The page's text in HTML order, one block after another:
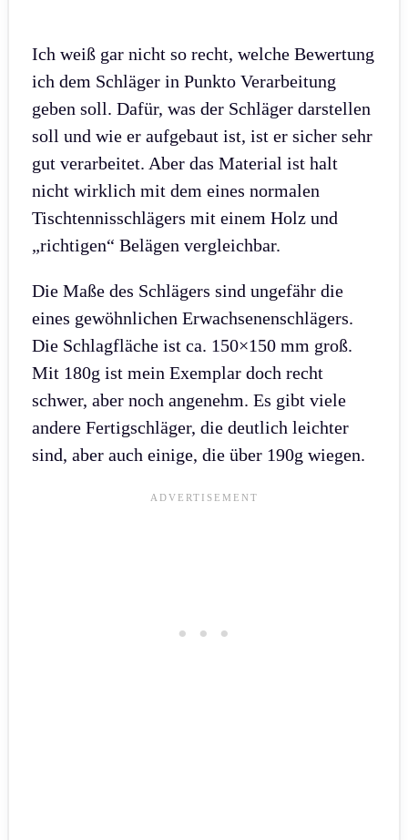
Ich weiß gar nicht so recht, welche Bewertung
ich dem Schläger in Punkto Verarbeitung
geben soll. Dafür, was der Schläger darstellen
soll und wie er aufgebaut ist, ist er sicher sehr
gut verarbeitet. Aber das Material ist halt
nicht wirklich mit dem eines normalen
Tischtennisschlägers mit einem Holz und
„richtigen“ Belägen vergleichbar.
Die Maße des Schlägers sind ungefähr die
eines gewöhnlichen Erwachsenenschlägers.
Die Schlagfläche ist ca. 150×150 mm groß.
Mit 180g ist mein Exemplar doch recht
schwer, aber noch angenehm. Es gibt viele
andere Fertigschläger, die deutlich leichter
sind, aber auch einige, die über 190g wiegen.